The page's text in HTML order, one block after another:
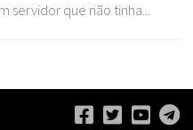
servidor que não tinha...